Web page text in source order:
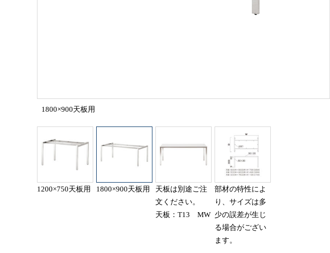
1800×900天板用
1200×750天板用 1800×900天板用
天板は別途ご注
文ください。
天板：T13 MW
部材の特性によ
り、サイズは多
少の誤差が生じ
る場合がござい
ます。